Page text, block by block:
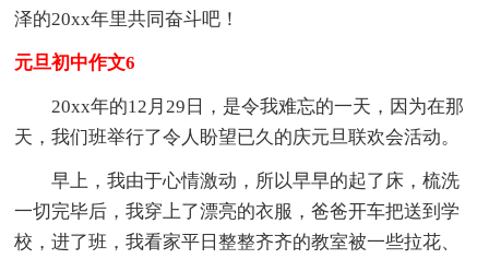
泽的20xx年里共同奋斗吧！
元旦初中作文6
20xx年的12月29日，是令我难忘的一天，因为在那
天，我们班举行了令人盼望已久的庆元旦联欢会活动。
早上，我由于心情激动，所以早早的起了床，梳洗
一切完毕后，我穿上了漂亮的衣服，爸爸开车把送到学
校，进了班，我看家平日整整齐齐的教室被一些拉花、